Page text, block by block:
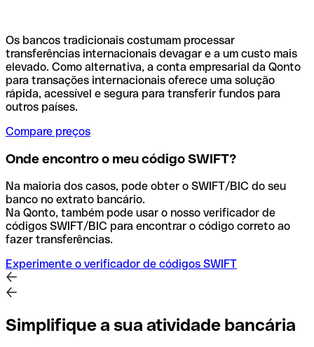
Os bancos tradicionais costumam processar
transferências internacionais devagar e a um custo mais
elevado. Como alternativa, a conta empresarial da Qonto
para transações internacionais oferece uma solução
rápida, acessível e segura para transferir fundos para
outros países.
Compare preços
Onde encontro o meu código SWIFT?
Na maioria dos casos, pode obter o SWIFT/BIC do seu
banco no extrato bancário.
Na Qonto, também pode usar o nosso verificador de
códigos SWIFT/BIC para encontrar o código correto ao
fazer transferências.
Experimente o verificador de códigos SWIFT
Simplifique a sua atividade bancária